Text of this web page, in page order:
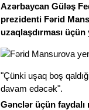
Azərbaycan Güləş
prezidenti Fərid
uzaqlaşdırması
"Çünki uşaq boş
davam edəcək".
Gənclər üçün